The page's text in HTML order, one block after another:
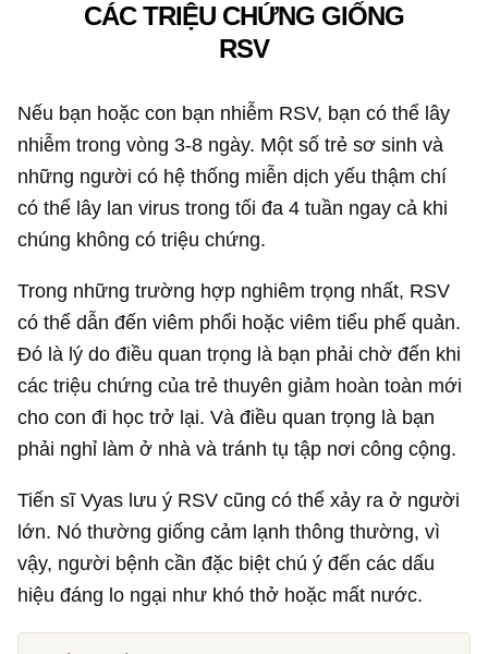
CÁC TRIỆU CHỨNG GIỐNG
RSV
Nếu bạn hoặc con bạn nhiễm RSV, bạn có thể lây
nhiễm trong vòng 3-8 ngày. Một số trẻ sơ sinh và
những người có hệ thống miễn dịch yếu thậm chí
có thể lây lan virus trong tối đa 4 tuần ngay cả khi
chúng không có triệu chứng.
Trong những trường hợp nghiêm trọng nhất, RSV
có thể dẫn đến viêm phổi hoặc viêm tiểu phế quản.
Đó là lý do điều quan trọng là bạn phải chờ đến khi
các triệu chứng của trẻ thuyên giảm hoàn toàn mới
cho con đi học trở lại. Và điều quan trọng là bạn
phải nghỉ làm ở nhà và tránh tụ tập nơi công cộng.
Tiến sĩ Vyas lưu ý RSV cũng có thể xảy ra ở người
lớn. Nó thường giống cảm lạnh thông thường, vì
vậy, người bệnh cần đặc biệt chú ý đến các dấu
hiệu đáng lo ngại như khó thở hoặc mất nước.